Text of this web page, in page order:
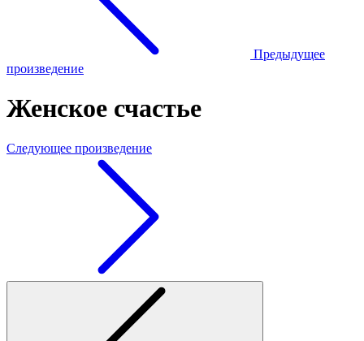
Предыдущее
произведение
Женское счастье
Следующее произведение